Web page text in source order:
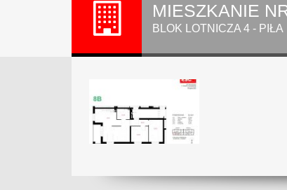
MIESZKANIE
BLOK LOTNICZA 4 - PIŁA